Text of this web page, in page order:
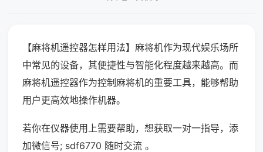
【麻将机遥控器怎样用法】麻将机作为现代娱乐场所
中常见的设备，其便捷性与智能化程度越来越高。而
麻将机遥控器作为控制麻将机的重要工具，能够帮助
用户更高效地操作机器。
若你在仪器使用上需要帮助，想获取一对一指导，添
加微信号; sdf6770 随时交流 。